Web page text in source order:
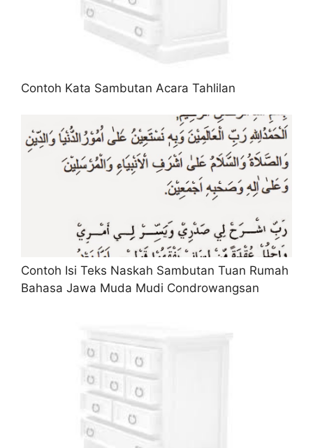
Contoh Kata Sambutan Acara Tahlilan
Contoh Isi Teks Naskah Sambutan Tuan Rumah
Bahasa Jawa Muda Mudi Condrowangsan